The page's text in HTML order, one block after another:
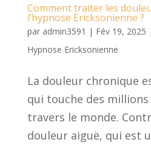
Comment traiter les
l’hypnose Ericksonienne ?
par admin3591 | Fév 19, 2025 |
Hypnose Ericksonienne
La douleur chronique
qui touche des
travers le monde.
douleur aiguë, qui est